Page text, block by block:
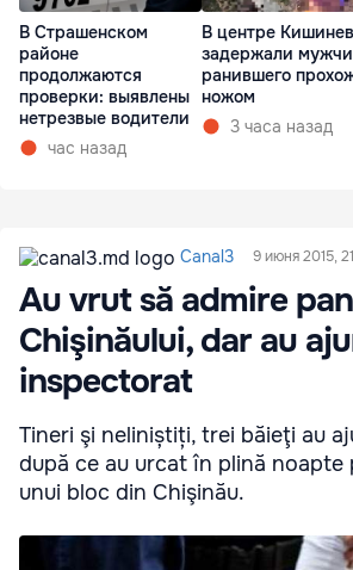
В Страшенском
районе
продолжаются
проверки: выявлены
нетрезвые водители
час назад
В центре
задержали
ранившего
ножом
3 часа назад
Canal3 9 июня 2015,
Au vrut să admire
Chişinăului, dar au
inspectorat
Tineri şi neliniștiți, trei băieţi au
după ce au urcat în plină noapte
unui bloc din Chişinău.